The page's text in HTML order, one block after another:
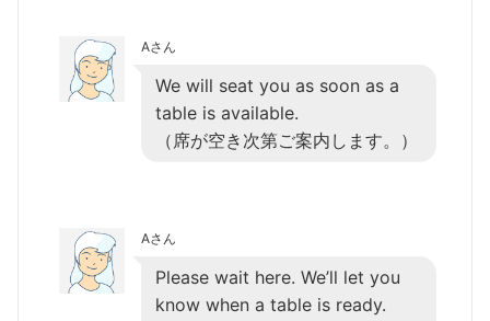
Aさん
We will seat you as soon as a
table is available.
（席が空き次第ご案内します。）
Aさん
Please wait here. We’ll let you
know when a table is ready.